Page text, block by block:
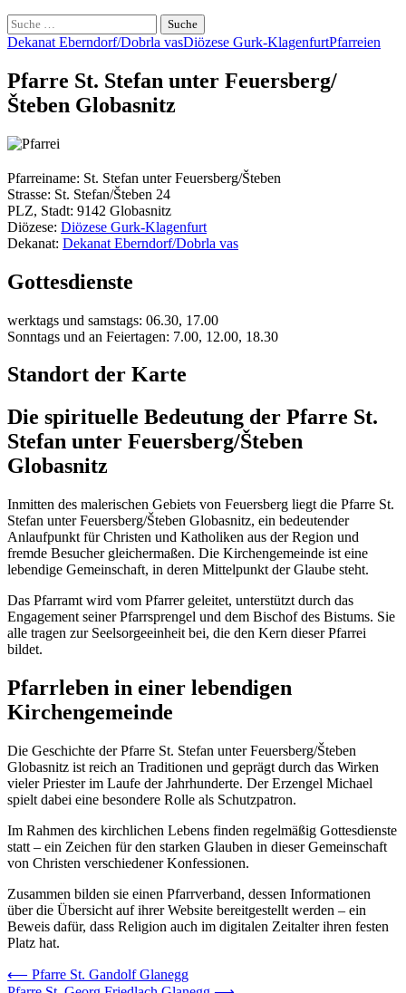
Suche
nach:
Dekanat Eberndorf/Dobrla vasDiözese Gurk-KlagenfurtPfarreien
Pfarre St. Stefan unter Feuersberg/
Šteben Globasnitz
Pfarreiname: St. Stefan unter Feuersberg/Šteben
Strasse: St. Stefan/Šteben 24
PLZ, Stadt: 9142 Globasnitz
Diözese: Diözese Gurk-Klagenfurt
Dekanat: Dekanat Eberndorf/Dobrla vas
Gottesdienste
werktags und samstags: 06.30, 17.00
Sonntags und an Feiertagen: 7.00, 12.00, 18.30
Standort der Karte
Die spirituelle Bedeutung der Pfarre St.
Stefan unter Feuersberg/Šteben
Globasnitz
Inmitten des malerischen Gebiets von Feuersberg liegt die Pfarre St.
Stefan unter Feuersberg/Šteben Globasnitz, ein bedeutender
Anlaufpunkt für Christen und Katholiken aus der Region und
fremde Besucher gleichermaßen. Die Kirchengemeinde ist eine
lebendige Gemeinschaft, in deren Mittelpunkt der Glaube steht.
Das Pfarramt wird vom Pfarrer geleitet, unterstützt durch das
Engagement seiner Pfarrsprengel und dem Bischof des Bistums. Sie
alle tragen zur Seelsorgeeinheit bei, die den Kern dieser Pfarrei
bildet.
Pfarrleben in einer lebendigen
Kirchengemeinde
Die Geschichte der Pfarre St. Stefan unter Feuersberg/Šteben
Globasnitz ist reich an Traditionen und geprägt durch das Wirken
vieler Priester im Laufe der Jahrhunderte. Der Erzengel Michael
spielt dabei eine besondere Rolle als Schutzpatron.
Im Rahmen des kirchlichen Lebens finden regelmäßig Gottesdienste
statt – ein Zeichen für den starken Glauben in dieser Gemeinschaft
von Christen verschiedener Konfessionen.
Zusammen bilden sie einen Pfarrverband, dessen Informationen
über die Übersicht auf ihrer Website bereitgestellt werden – ein
Beweis dafür, dass Religion auch im digitalen Zeitalter ihren festen
Platz hat.
Beitrags-
⟵ Pfarre St. Gandolf Glanegg